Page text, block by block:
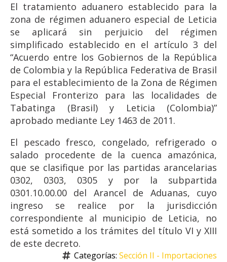
El tratamiento aduanero establecido para la
zona de régimen aduanero especial de Leticia
se aplicará sin perjuicio del régimen
simplificado establecido en el artículo 3 del
“Acuerdo entre los Gobiernos de la República
de Colombia y la República Federativa de Brasil
para el establecimiento de la Zona de Régimen
Especial Fronterizo para las localidades de
Tabatinga (Brasil) y Leticia (Colombia)”
aprobado mediante Ley 1463 de 2011.
El pescado fresco, congelado, refrigerado o
salado procedente de la cuenca amazónica,
que se clasifique por las partidas arancelarias
0302, 0303, 0305 y por la subpartida
0301.10.00.00 del Arancel de Aduanas, cuyo
ingreso se realice por la jurisdicción
correspondiente al municipio de Leticia, no
está sometido a los trámites del título VI y XIII
de este decreto.
Categorías: Sección II - Importaciones